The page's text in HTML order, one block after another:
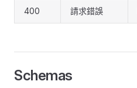
400 請求錯誤
Schemas